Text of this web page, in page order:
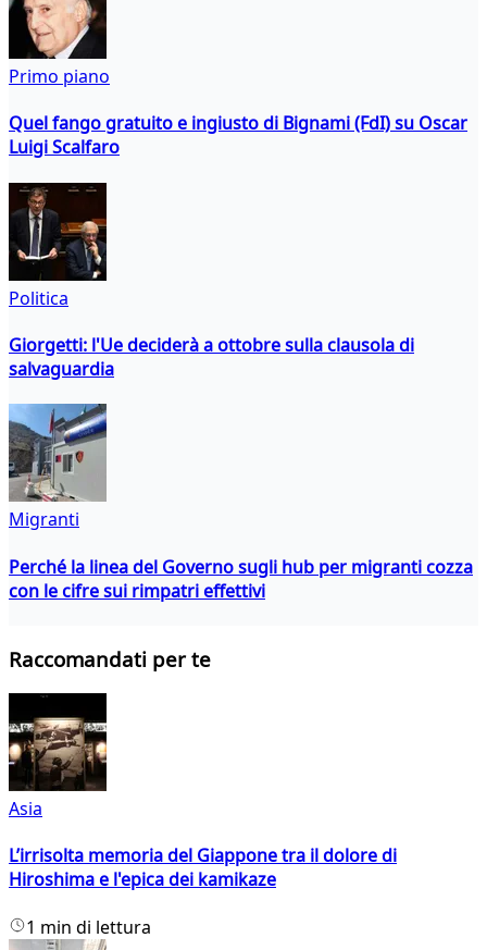
Primo piano
Quel fango gratuito e ingiusto di Bignami (FdI) su Oscar
Luigi Scalfaro
Politica
Giorgetti: l'Ue deciderà a ottobre sulla clausola di
salvaguardia
Migranti
Perché la linea del Governo sugli hub per migranti cozza
con le cifre sui rimpatri effettivi
Raccomandati per te
Asia
L’irrisolta memoria del Giappone tra il dolore di
Hiroshima e l'epica dei kamikaze
1 min di lettura